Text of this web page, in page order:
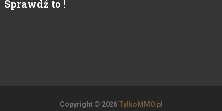
Sprawdź to !
Copyright © 2026 TylkoMMO.pl